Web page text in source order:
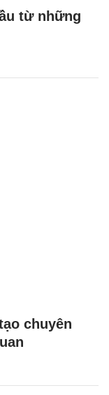
từ những
chuyên